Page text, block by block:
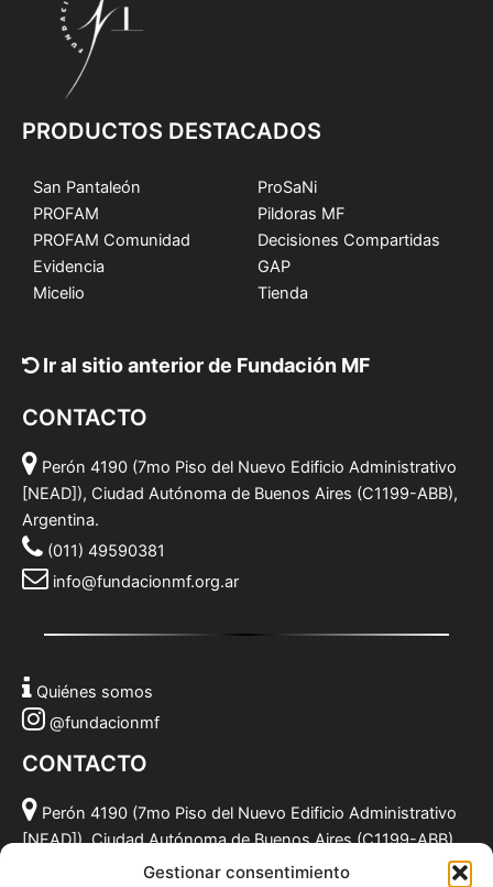
Gestionar consentimiento
PRODUCTOS DESTACADOS
San Pantaleón
PROFAM
PROFAM Comunidad
Evidencia
Micelio
ProSaNi
Pildoras MF
Decisiones Compartidas
GAP
Tienda
Ir al sitio anterior de Fundación MF
CONTACTO
Perón 4190 (7mo Piso del Nuevo Edificio Administrativo
[NEAD]), Ciudad Autónoma de Buenos Aires (C1199-ABB),
Argentina.
(011) 49590381
info@fundacionmf.org.ar
Quiénes somos
@fundacionmf
CONTACTO
Perón 4190 (7mo Piso del Nuevo Edificio Administrativo
[NEAD]), Ciudad Autónoma de Buenos Aires (C1199-ABB),